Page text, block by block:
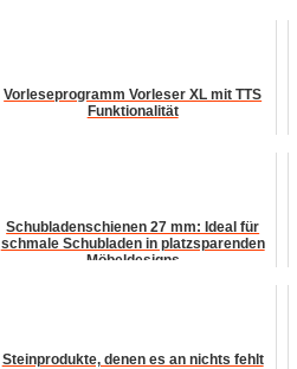
Vorleseprogramm Vorleser XL mit TTS
Funktionalität
Schubladenschienen 27 mm: Ideal für
schmale Schubladen in platzsparenden
Möbeldesigns
Steinprodukte, denen es an nichts fehlt